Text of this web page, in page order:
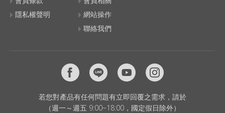
隱私權聲明
網站操作
聯絡我們
若您對產品有任何問題有立即回覆之需求，請於
（週一～週五 9:00~18:00，國定假日除外）